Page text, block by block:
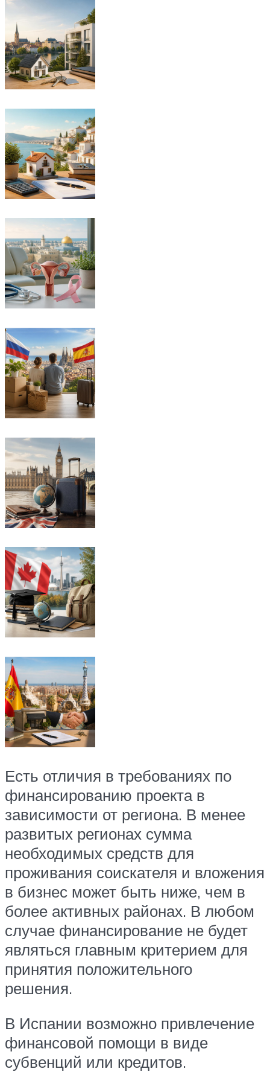
Есть отличия в требованиях по
финансированию проекта в
зависимости от региона. В менее
развитых регионах сумма
необходимых средств для
проживания соискателя и вложения
в бизнес может быть ниже, чем в
более активных районах. В любом
случае финансирование не будет
являться главным критерием для
принятия положительного
решения.
В Испании возможно привлечение
финансовой помощи в виде
субвенций или кредитов.